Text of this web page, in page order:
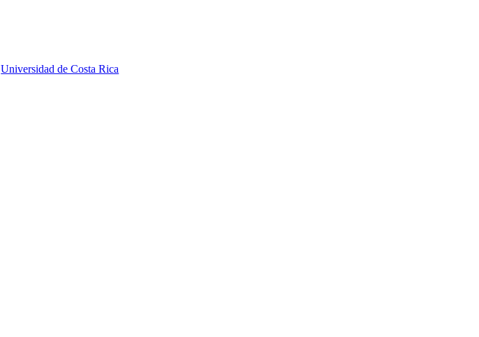
Universidad de Costa Rica